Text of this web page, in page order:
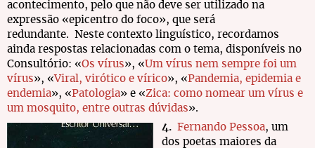
acontecimento, pelo que não deve ser utilizado na
expressão «epicentro do foco», que será
redundante. Neste contexto linguístico, recordamos
ainda respostas relacionadas com o tema, disponíveis no
Consultório: «Os vírus», «Um vírus nem sempre foi um
vírus», «Viral, virótico e vírico», «Pandemia, epidemia e
endemia», «Patologia» e «Zica: como nomear um vírus e
um mosquito, entre outras dúvidas».
4. Fernando Pessoa, um
dos poetas maiores da